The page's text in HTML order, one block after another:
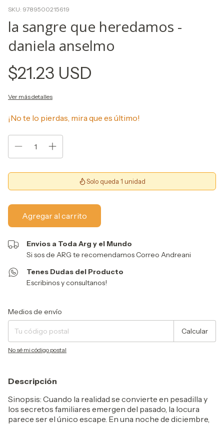
SKU: 9789500215619
la sangre que heredamos -
daniela anselmo
$21.23 USD
Ver más detalles
¡No te lo pierdas, mira que es último!
Solo queda 1 unidad
Envios a Toda Arg y el Mundo
Si sos de ARG te recomendamos Correo Andreani
Tenes Dudas del Producto
Escribinos y consultanos!
Entregas para el CP:
Medios de envío
Calcular
No sé mi código postal
Descripción
Sinopsis: Cuando la realidad se convierte en pesadilla y
los secretos familiares emergen del pasado, la locura
parece ser el único escape. En una noche de diciembre,